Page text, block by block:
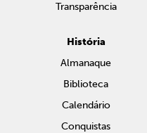
Transparência
História
Almanaque
Biblioteca
Calendário
Conquistas